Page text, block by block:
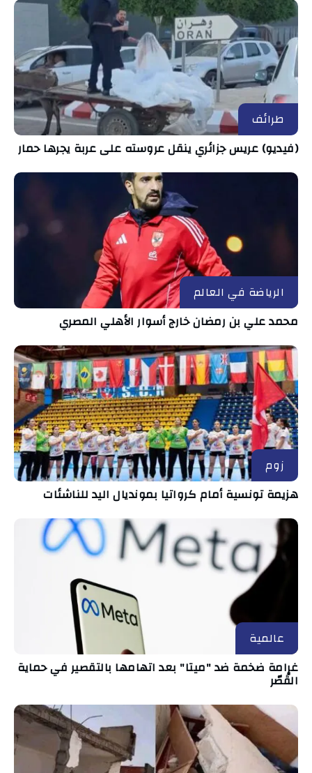
طرائف
(فيديو) عريس جزائري ينقل عروسته على عربة يجرها حمار
الرياضة في العالم
محمد علي بن رمضان خارج أسوار الأهلي المصري
زوم
هزيمة تونسية أمام كرواتيا بمونديال اليد للناشئات
عالمية
غرامة ضخمة ضد "ميتا" بعد اتهامها بالتقصير في حماية
القُصّر